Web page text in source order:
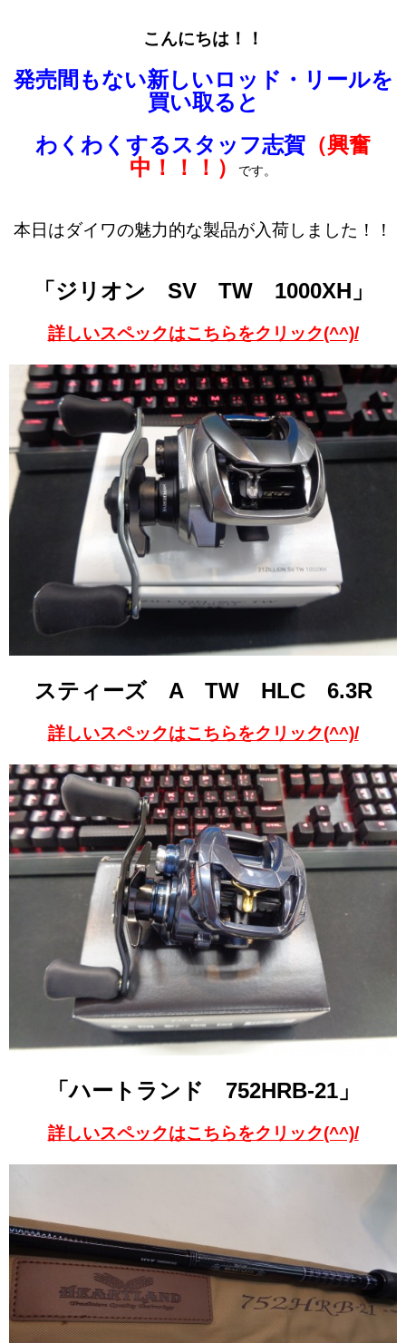
こんにちは！！
発売間もない新しいロッド・リールを
買い取ると
わくわくするスタッフ志賀 （興奮
中！！！）
です。
本日はダイワの魅力的な製品が入荷しました！！
「ジリオン SV TW 1000XH」
詳しいスペックはこちらをクリック(^^)/
スティーズ A TW HLC 6.3R
詳しいスペックはこちらをクリック(^^)/
「ハートランド 752HRB-21」
詳しいスペックはこちらをクリック(^^)/